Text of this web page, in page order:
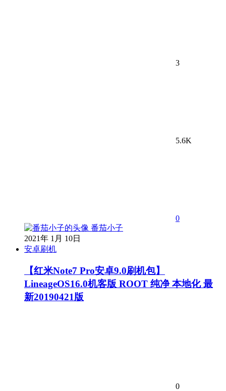
3
5.6K
0
番茄小子
2021年 1月 10日
安卓刷机
【红米Note7 Pro安卓9.0刷机包】
LineageOS16.0机客版 ROOT 纯净 本地化 最
新20190421版
0